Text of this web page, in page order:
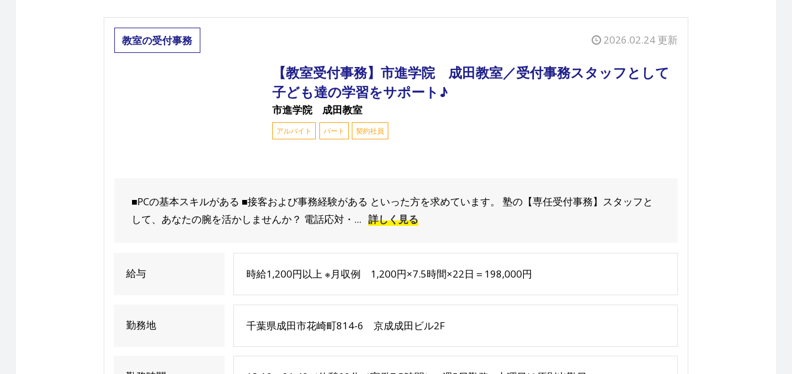
教室の受付事務 2026.02.24 更新
【教室受付事務】市進学院 成田教室／受付事務スタッフとして
子ども達の学習をサポート♪
市進学院 成田教室
アルバイト パート 契約社員
■PCの基本スキルがある ■接客および事務経験がある といった方を求めています。 塾の【専任受付事務】スタッフと
して、あなたの腕を活かしませんか？ 電話応対・... 詳しく見る
給与 時給1,200円以上 ※月収例 1,200円×7.5時間×22日＝198,000円
勤務地 千葉県成田市花崎町814-6 京成成田ビル2F